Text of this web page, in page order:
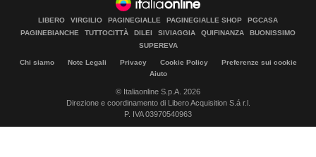
LIBERO VIRGILIO PAGINEGIALLE PAGINEGIALLE SHOP
PGCASA
PAGINEBIANCHE
TUTTOCITTÀ DILEI SIVIAGGIA QUIFINANZA
BUONISSIMO
SUPEREVA
Chi siamo Note Legali Privacy Cookie Policy
Preferenze sui cookie
Aiuto
© Italiaonline S.p.A. 2026
Direzione e coordinamento di Libero Acquisition S.á r.l.
P. IVA 03970540963